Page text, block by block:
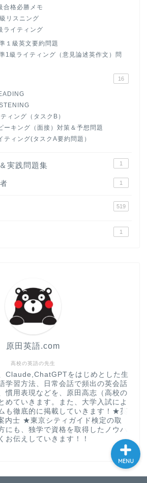
合格必勝メモ
リスニング
ライティング
１級英文要約問題
1級ライティング（意見論述英作文）問
16
ィング（タスクB）
ーキング（面接）対策＆予想問題
ティング(タスクA要約問題）
実践問題集 1
1
519
1
高校の英語の先生
原田英語.com
Claude,ChatGPTをはじめとした生
学習方法、日常会話で頻出の英会話
慣用表現などを、原田高志（高校の
めていきます。また、大学入試によ
も徹底的に掲載していきます！★英
内士 ★東京シティガイド検定の取
にも、独学で資格を取得したノウハ
お伝えしていきます！！
MENU
大学入試英語対策講座
英語名言・格言・カッコい
い英語＆素敵な英文フレー
CONTACT